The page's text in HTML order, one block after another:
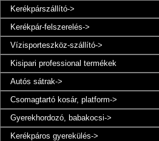
Kerékpárszállító->
Kerékpár-felszerelés->
Vízisporteszköz-szállító->
Kisipari professional termékek
Autós sátrak->
Csomagtartó kosár, platform->
Gyerekhordozó, babakocsi->
Kerékpáros gyerekülés->